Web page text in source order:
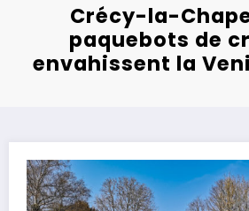
Crécy-la-
paquebots de
envahissent la